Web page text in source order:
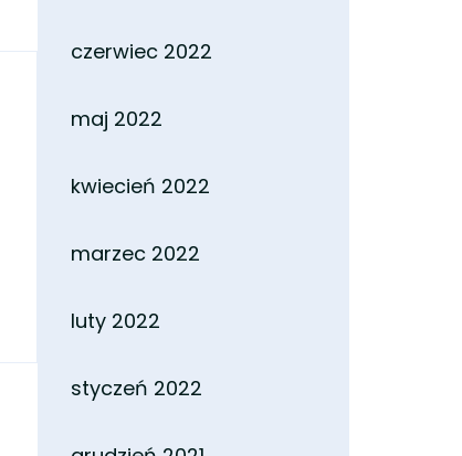
czerwiec 2022
maj 2022
kwiecień 2022
marzec 2022
luty 2022
styczeń 2022